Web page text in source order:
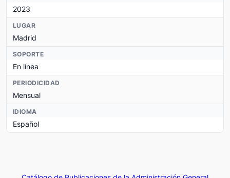
2023
LUGAR
Madrid
SOPORTE
En línea
PERIODICIDAD
Mensual
IDIOMA
Español